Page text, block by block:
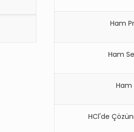
Ham
Ham
Ham
HCl'de